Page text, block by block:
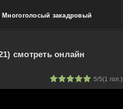
закадровый
смотреть онлайн
5/5(1 гол.)